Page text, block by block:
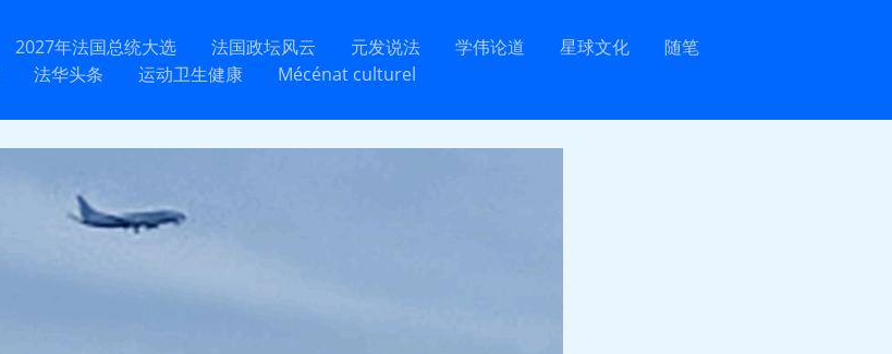
2027年法国总统大选 法国政坛风云 元发说法 学伟论道 星球文化
随笔
法华头条 运动卫生健康 Mécénat culturel